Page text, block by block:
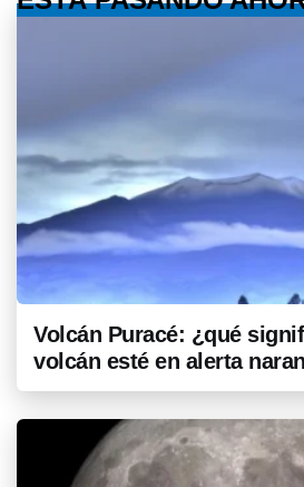
Volcán Puracé: ¿qué
volcán esté en alerta